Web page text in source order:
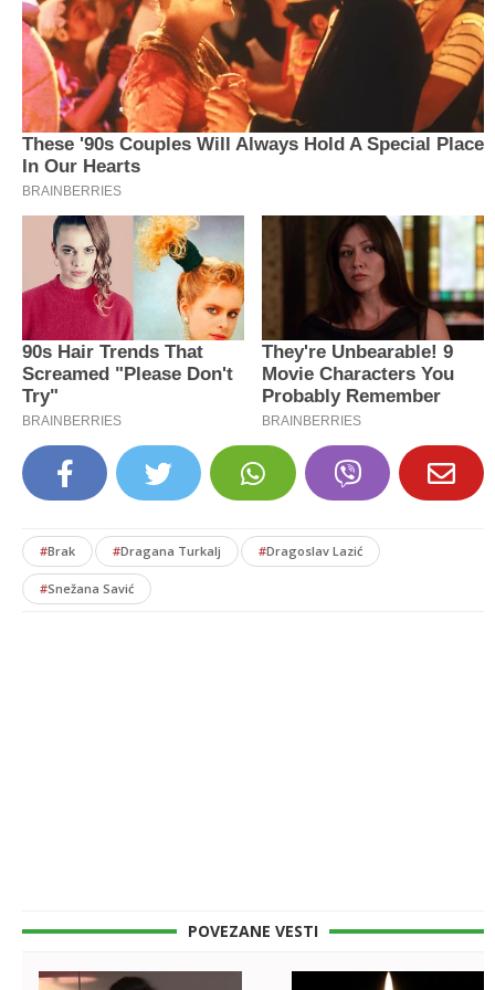
#Brak #Dragana Turkalj #Dragoslav Lazić
#Snežana Savić
POVEZANE VESTI